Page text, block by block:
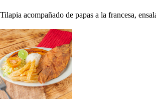
Tilapia acompañado de papas a la francesa,